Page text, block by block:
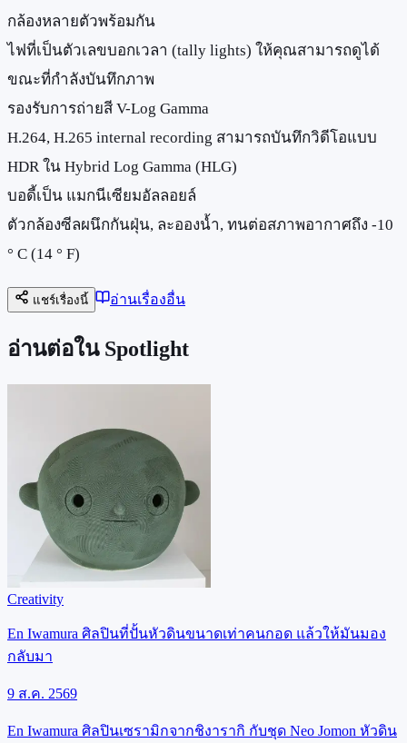
กล้องหลายตัวพร้อมกัน
ไฟที่เป็นตัวเลขบอกเวลา (tally lights) ให้คุณสามารถดูได้
ขณะที่กำลังบันทึกภาพ
รองรับการถ่ายสี V-Log Gamma
H.264, H.265 internal recording สามารถบันทึกวิดีโอแบบ
HDR ใน Hybrid Log Gamma (HLG)
บอดี้เป็น แมกนีเซียมอัลลอยล์
ตัวกล้องซีลผนึกกันฝุ่น, ละอองน้ำ, ทนต่อสภาพอากาศถึง -10
° C (14 ° F)
แชร์เรื่องนี้ อ่านเรื่องอื่น
อ่านต่อใน Spotlight
Creativity
En Iwamura ศิลปินที่ปั้นหัวดินขนาดเท่าคนกอด แล้วให้มันมอง
กลับมา
9 ส.ค. 2569
En Iwamura ศิลปินเซรามิกจากชิงารากิ กับชุด Neo Jomon หัวดิน